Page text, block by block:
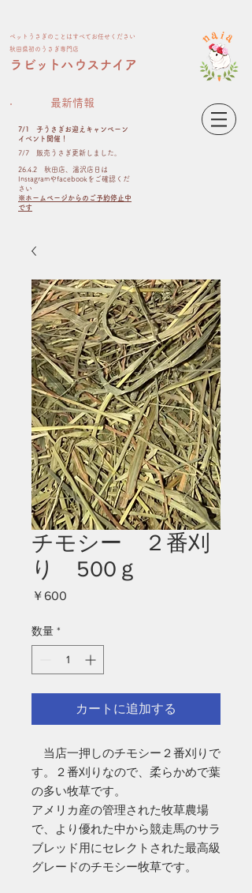
ペット​うさぎのことはすべてお任せください
​秋田県初のうさぎ専門店
​ラビットハウスナイア
最新情報
7/1 子うさぎお迎えキャンペーン
イベント開催！
​7/7 販売うさぎ更新しました。
26.4.2 秋田店、湯沢店日は
Instagramやfacebookをご確認くだ
さい
※ホームページからのご予約停止中
です
チモシー ２番刈
り 500ｇ
￥600
数量 *
カートに追加する
当店一押しのチモシー２番刈りで
す。２番刈りなので、柔らかめで葉
の多い牧草です。
アメリカ産の管理された牧草農場
で、より優れた中から競走馬のサラ
ブレッド用にセレクトされた最高級
グレードのチモシー牧草です。